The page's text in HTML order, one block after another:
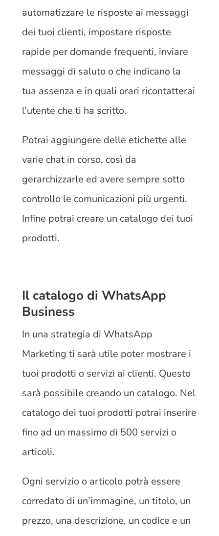
automatizzare le risposte ai messaggi
dei tuoi clienti, impostare risposte
rapide per domande frequenti, inviare
messaggi di saluto o che indicano la
tua assenza e in quali orari ricontatterai
l’utente che ti ha scritto.
Potrai aggiungere delle etichette alle
varie chat in corso, così da
gerarchizzarle ed avere sempre sotto
controllo le comunicazioni più urgenti.
Infine potrai creare un catalogo dei tuoi
prodotti.
Il catalogo di WhatsApp
Business
In una strategia di WhatsApp
Marketing ti sarà utile poter mostrare i
tuoi prodotti o servizi ai clienti. Questo
sarà possibile creando un catalogo. Nel
catalogo dei tuoi prodotti potrai inserire
fino ad un massimo di 500 servizi o
articoli.
Ogni servizio o articolo potrà essere
corredato di un’immagine, un titolo, un
prezzo, una descrizione, un codice e un